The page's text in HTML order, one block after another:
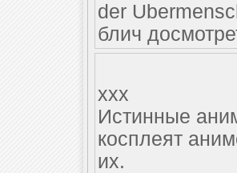
der
блич
xxx
Истинные
косплеят
их.